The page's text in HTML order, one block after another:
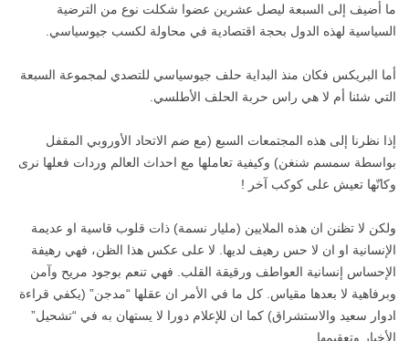
ما أضيف إلى السبعة ليصل عشرين عضوا شكلت نوع من الترضية
السياسية لهذه الدول بحجة اقتصادية في محاولة لكسب جيوسياسي.
أما البريكس فكان منذ البداية حلف جيوسياسي للتصدي لمجموعة السبعة
التي شئنا أم لا هي راس حربة الحلف الأطلسي.
إذا نظرنا إلى هذه المجتمعات السبع (مع ضم الاتحاد الأوروبي المقفل
بواسطة سمسم شنغن) وكيفية تعاملها مع احداث العالم وردات فعلها نرى
وكانّها تعيش على كوكب آخر !
ولكن لا تظنن ان هذه الملايين (مليار نسمة) ذات قلوب قاسية او عديمة
الإنسانية او ان لا حس رهيف لديها. لا على عكس هذا الظن، فهي رهيفة
الإحساس إنسانية العواطف ورقيقة القلب. فهي تنعم بوجود مريح وآمن
وبرفاهية لا بعدها مقياس. كل ما في الأمر ان عقلها “مدجن” (يكفي قراءة
ادوار سعيد والاستشراق) كما ان للإعلام دورا لا يستهان به في “تشحيل”
الأخبار وتعقيمها.